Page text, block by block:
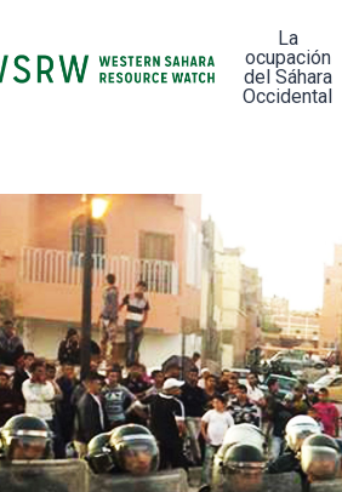
La
ocupación
del Sáhara
Occidental